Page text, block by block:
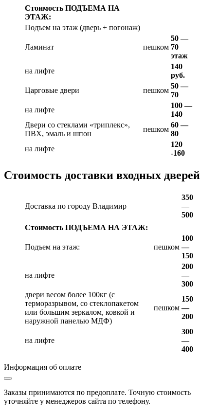
Стоимость ПОДЪЕМА НА
ЭТАЖ:
Подъем на этаж (дверь + погонаж)
Ламинат пешком
50 —
70
этаж
на лифте
140
руб.
Царговые двери
пешком
50 —
70
на лифте
100 —
140
Двери со стеклами «триплекс»,
ПВХ, эмаль и шпон
пешком
60 —
80
на лифте
120
-160
Стоимость доставки входных дверей
Доставка по городу Владимир
350
—
500
Стоимость ПОДЪЕМА НА ЭТАЖ:
Подъем на этаж: пешком
100
—
150
на лифте
200
—
300
двери весом более 100кг (с
терморазрывом, со стеклопакетом
или большим зеркалом, ковкой и
наружной панелью МДФ)
пешком
150
—
200
на лифте
300
—
400
Информация об оплате
Заказы принимаются по предоплате. Точную стоимость
уточняйте у менеджеров сайта по телефону.